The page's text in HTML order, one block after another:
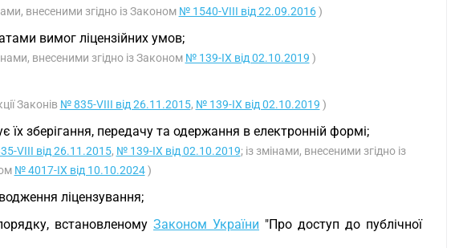
внесеними згідно із Законом № 1540-VIII від 22.09.2016)
вимог ліцензійних умов;
внесеними згідно із Законом № 139-IX від 02.10.2019 )
Законів № 835-VIII від 26.11.2015, № 139-IX від 02.10.2019 )
їх зберігання, передачу та одержання в електронній формі;
VIII від 26.11.2015, № 139-IX від 02.10.2019; із змінами, внесеними згідно із
№ 4017-IX від 10.10.2024)
ліцензування;
встановленому Законом України "Про доступ до публічної